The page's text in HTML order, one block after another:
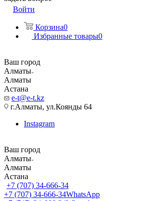
Войти
Корзина0
Избранные товары0
Ваш город
Алматы
Алматы
Астана
e-t@e-t.kz
г.Алматы, ул.Коянды 64
Instagram
Ваш город
Алматы
Алматы
Астана
+7 (707) 34-666-34
+7 (707) 34-666-34WhatsApp